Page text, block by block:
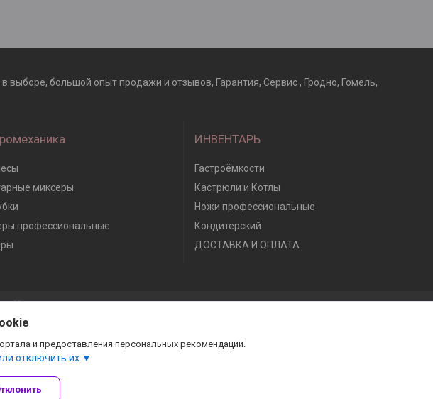
большой опыт продажи и отзывов, Гарантия, Сервис , Гродно, Гомель,
миксеры
профессиональные
ИНВЕНТАРЬ
Гастроёмкости
Кастрюли и Котлы
Ножи профессиональные
Кондитерский
ДОСТАВКА И ОПЛАТА
и предоставления персональных рекомендаций.
отключить их.
контент